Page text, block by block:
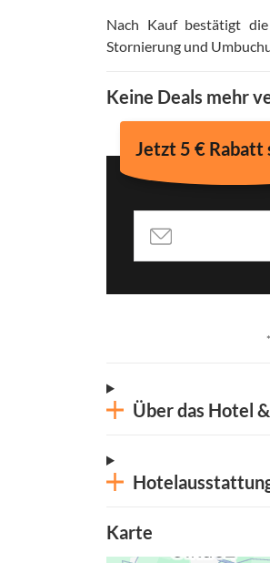
Nach Kauf bestätigt
Stornierung und
Keine Deals mehr
Jetzt 5 € Rabatt
Über das Hotel
Karte